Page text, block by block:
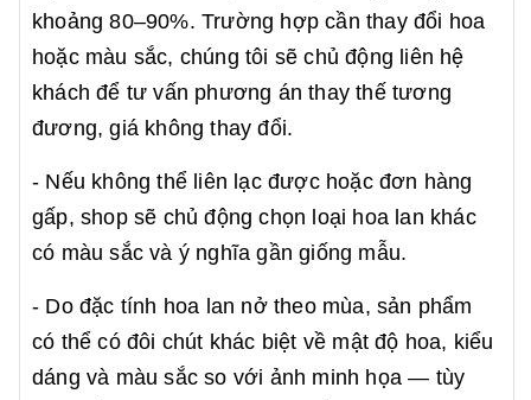
khoảng 80–90%. Trường hợp cần thay đổi hoa
hoặc màu sắc, chúng tôi sẽ chủ động liên hệ
khách để tư vấn phương án thay thế tương
đương, giá không thay đổi.
- Nếu không thể liên lạc được hoặc đơn hàng
gấp, shop sẽ chủ động chọn loại hoa lan khác
có màu sắc và ý nghĩa gần giống mẫu.
- Do đặc tính hoa lan nở theo mùa, sản phẩm
có thể có đôi chút khác biệt về mật độ hoa, kiểu
dáng và màu sắc so với ảnh minh họa — tùy